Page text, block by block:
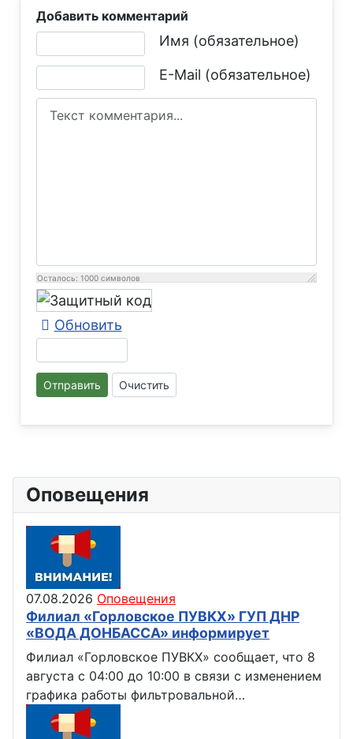
Добавить комментарий
Имя (обязательное)
E-Mail (обязательное)
Текст комментария
Осталось: 1000 символов
Обновить
Отправить Очистить
Оповещения
07.08.2026 Оповещения
Филиал «Горловское ПУВКХ» ГУП ДНР
«ВОДА ДОНБАССА» информирует
Филиал «Горловское ПУВКХ» сообщает, что 8
августа с 04:00 до 10:00 в связи с изменением
графика работы фильтровальной…